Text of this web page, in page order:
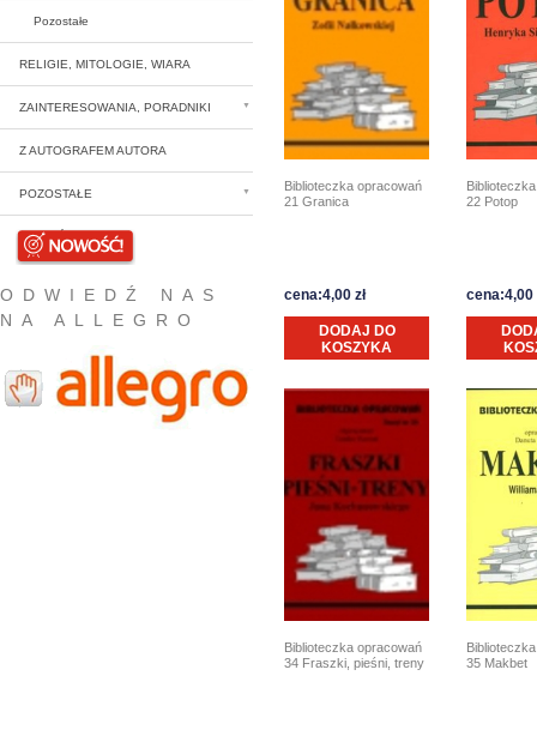
Pozostałe
RELIGIE, MITOLOGIE, WIARA
ZAINTERESOWANIA, PORADNIKI
Z AUTOGRAFEM AUTORA
POZOSTAŁE
NOWOŚCI
ODWIEDŹ NAS
NA ALLEGRO
Biblioteczka opracowań
21 Granica
cena:4,00 zł
DODAJ DO
KOSZYKA
22 Potop
cena:4,00
Biblioteczka opracowań
34 Fraszki, pieśni, treny
35 Makbet